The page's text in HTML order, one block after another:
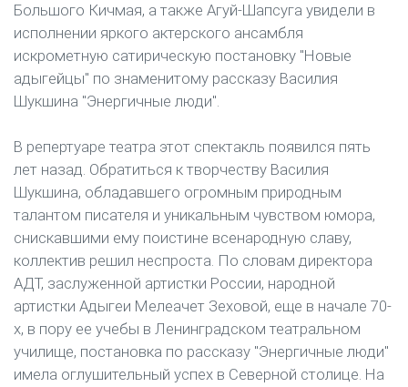
Большого Кичмая, а также Агуй-Шапсуга увидели в
исполнении яркого актерского ансамбля
искрометную сатирическую постановку "Новые
адыгейцы" по знаменитому рассказу Василия
Шукшина "Энергичные люди".
В репертуаре театра этот спектакль появился пять
лет назад. Обратиться к творчеству Василия
Шукшина, обладавшего огромным природным
талантом писателя и уникальным чувством юмора,
снискавшими ему поистине всенародную славу,
коллектив решил неспроста. По словам директора
АДТ, заслуженной артистки России, народной
артистки Адыгеи Мелеачет Зеховой, еще в начале 70-
х, в пору ее учебы в Ленинградском театральном
училище, постановка по рассказу "Энергичные люди"
имела оглушительный успех в Северной столице. На